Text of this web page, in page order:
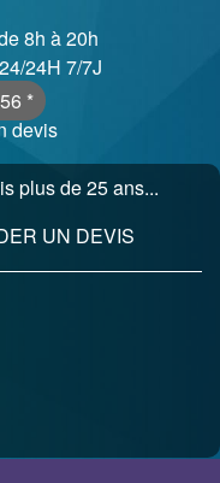
8h à 20h
24H 7/7J
*
devis
plus de 25 ans...
UN DEVIS